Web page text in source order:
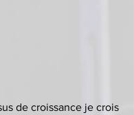
de croissance je crois